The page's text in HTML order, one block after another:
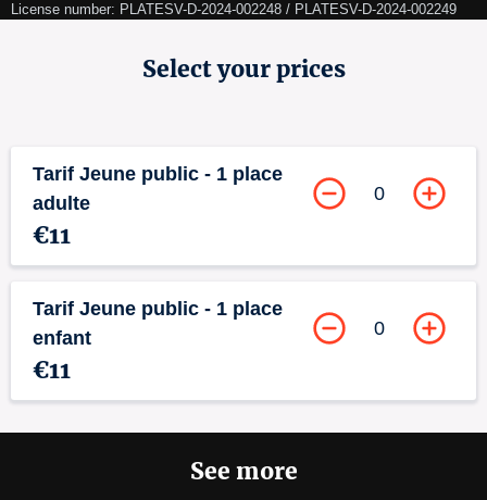
License number: PLATESV-D-2024-002248 / PLATESV-D-2024-002249
Select your prices
Tarif Jeune public - 1 place
adulte
€11
0
Tarif Jeune public - 1 place
enfant
€11
0
See more